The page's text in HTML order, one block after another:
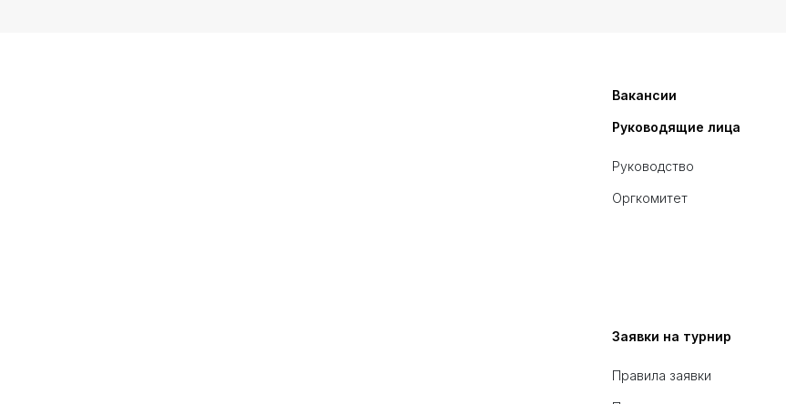
Заявки на турнир
Правила заявки
Вакансии
Руководящие лица
Руководство
Оргкомитет